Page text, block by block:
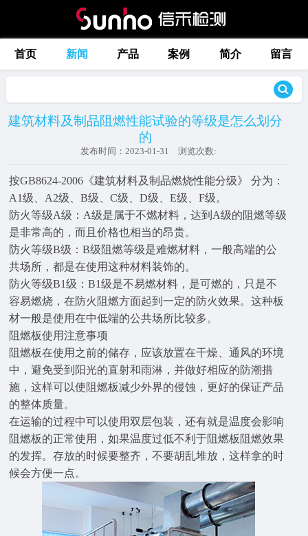
首页 新闻 产品 案例 简介 留言
建筑材料及制品阻燃性能试验的等级是怎么划分
的
发布时间： 2023-01-31 浏览次数:
按GB8624-2006《建筑材料及制品燃烧性能分级》 分为：
A1级、A2级、B级、C级、D级、E级、F级。
防火等级A级：A级是属于不燃材料，达到A级的阻燃等级
是非常高的，而且价格也相当的昂贵。
防火等级B级：B级阻燃等级是难燃材料，一般高端的公
共场所，都是在使用这种材料装饰的。
防火等级B1级：B1级是不易燃材料，是可燃的，只是不
容易燃烧，在防火阻燃方面起到一定的防火效果。这种板
材一般是使用在中低端的公共场所比较多。
阻燃板使用注意事项
阻燃板在使用之前的储存，应该放置在干燥、通风的环境
中，避免受到阳光的直射和雨淋，并做好相应的防潮措
施，这样可以使阻燃板减少外界的侵蚀，更好的保证产品
的整体质量。
在运输的过程中可以使用双层包装，还有就是温度会影响
阻燃板的正常使用，如果温度过低不利于阻燃板阻燃效果
的发挥。存放的时候要整齐，不要胡乱堆放，这样拿的时
候会方便一点。